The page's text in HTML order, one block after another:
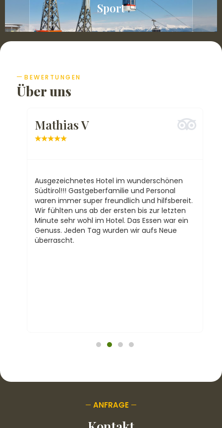
Sport
BEWERTUNGEN
Über uns
Mathias V
★★★★★
Ausgezeichnetes Hotel im wunderschönen
Südtirol!!! Gastgeberfamilie und Personal
waren immer super freundlich und hilfsbereit.
Wir fühlten uns ab der ersten bis zur letzten
Minute sehr wohl im Hotel. Das Essen war ein
Genuss. Jeden Tag wurden wir aufs Neue
überrascht.
ANFRAGE